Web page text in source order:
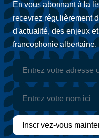
En vous abonnant à la
recevrez régulièrement
d'actualité, des enjeux
francophonie albertaine.